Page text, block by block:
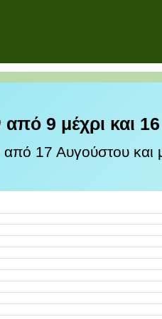
από 9 μέχρι και
17 Αυγούστου και